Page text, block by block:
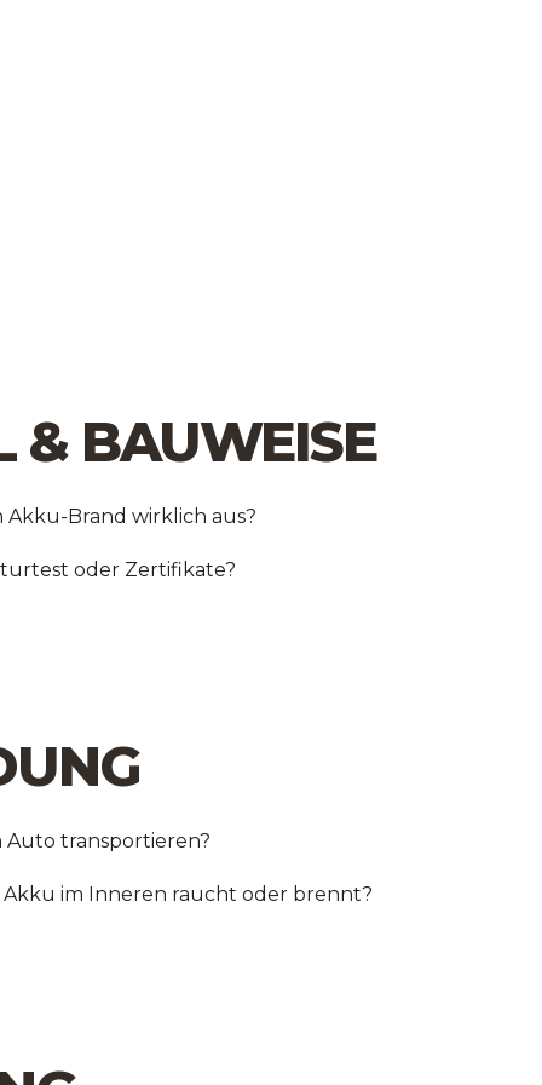
& BAUWEISE
Akku-Brand wirklich aus?
oder Zertifikate?
Auto transportieren?
Akku im Inneren raucht oder brennt?